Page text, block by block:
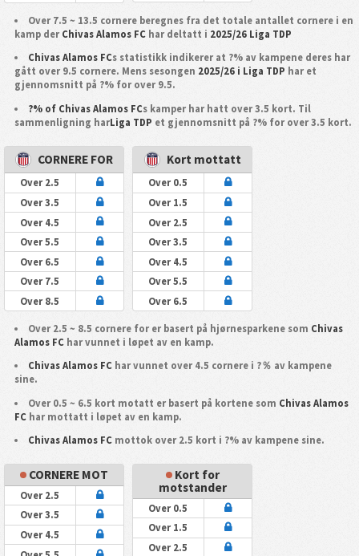
Over 7.5 ~ 13.5 cornere beregnes fra det totale antallet cornere i en
kamp der Chivas Alamos FChar deltatt i 2025/26 Liga TDP
Chivas Alamos FCs statistikk indikerer at ?% av kampene deres har
gått over 9.5 cornere. Mens sesongen 2025/26 i Liga TDP har et
gjennomsnitt på ?% for over 9.5.
?% of Chivas Alamos FCs kamper har hatt over 3.5 kort. Til
sammenligning harLiga TDP et gjennomsnitt på ?% for over 3.5 kort.
CORNERE FOR
Over 2.5
Over 3.5
Over 4.5
Over 5.5
Over 6.5
Over 7.5
Over 8.5
Kort mottatt
Over 0.5
Over 1.5
Over 2.5
Over 3.5
Over 4.5
Over 5.5
Over 6.5
Over 2.5 ~ 8.5 cornere for er basert på hjørnesparkene som Chivas
Alamos FChar vunnet i løpet av en kamp.
Chivas Alamos FC har vunnet over 4.5 cornere i ?％ av kampene
sine.
Over 0.5 ~ 6.5 kort motatt er basert på kortene som Chivas Alamos
FChar mottatt i løpet av en kamp.
Chivas Alamos FC mottok over 2.5 kort i ?% av kampene sine.
CORNERE MOT
Over 2.5
Over 3.5
Over 4.5
Kort for
motstander
Over 0.5
Over 1.5
Over 2.5